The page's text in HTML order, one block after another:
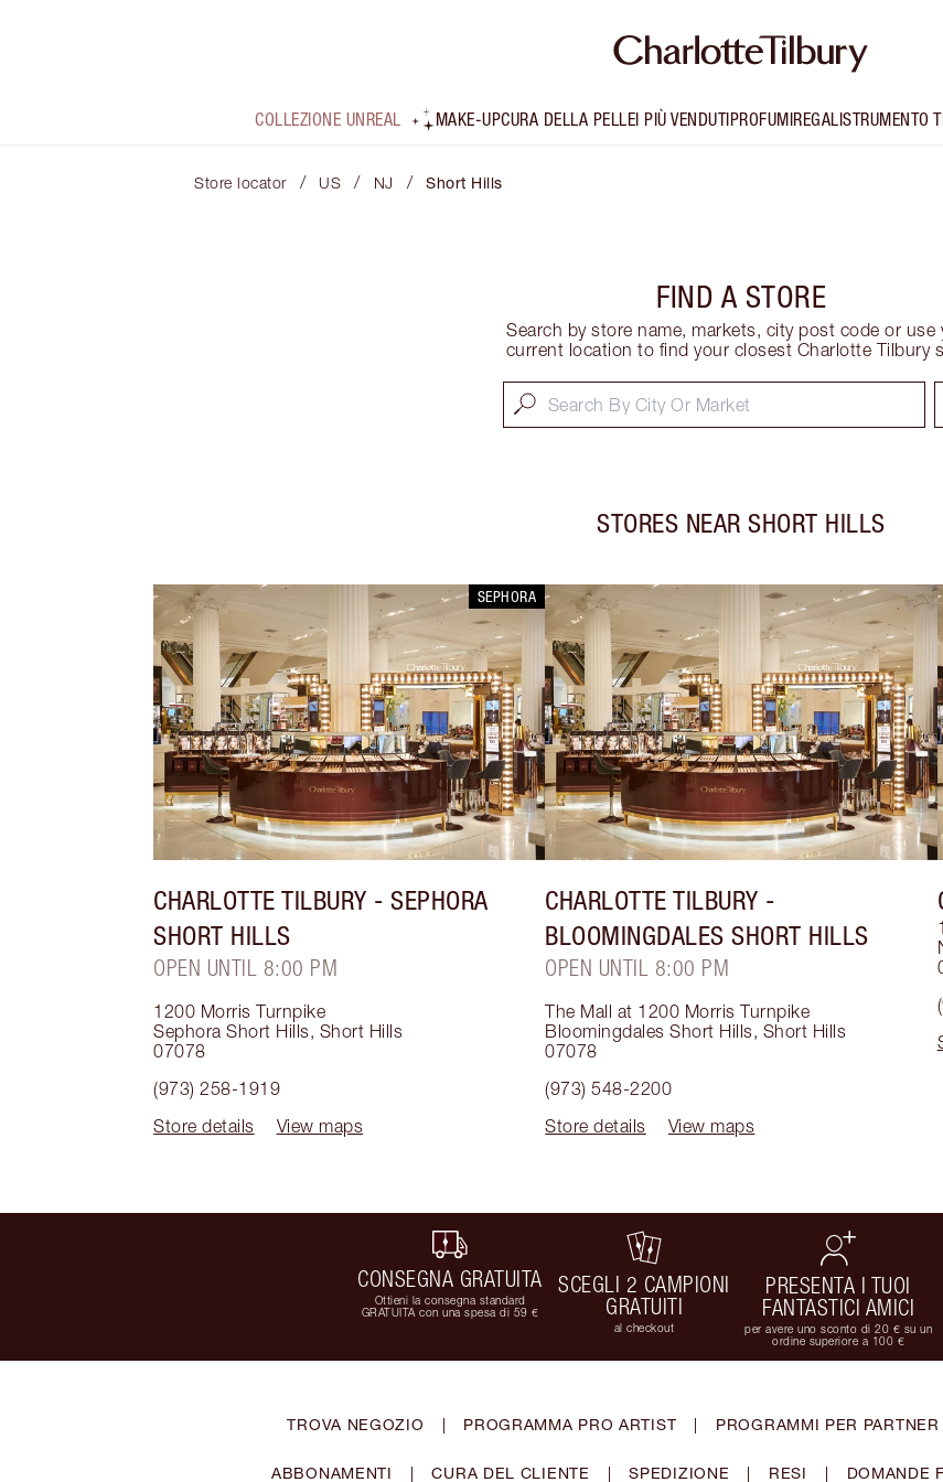
COLLEZIONE UNREAL MAKE-UPCURA DELLA PELLEI PIÙ VENDUTIPROFUMIREGALISTRUMENTO
Store locator / US / NJ / Short Hills
FIND A STORE
Search by store name, markets, city post code or use
current location to find your closest Charlotte Tilbury
STORES NEAR SHORT HILLS
SEPHORA
CHARLOTTE TILBURY - SEPHORA
SHORT HILLS
OPEN UNTIL 8:00 PM
1200 Morris Turnpike
Sephora Short Hills, Short Hills
07078
(973) 258-1919
Store details
View maps
CHARLOTTE TILBURY -
BLOOMINGDALES SHORT HILLS
OPEN UNTIL 8:00 PM
The Mall at 1200 Morris Turnpike
Bloomingdales Short Hills, Short Hills
07078
(973) 548-2200
Store details
View maps
CONSEGNA GRATUITA
Ottieni la consegna standard
GRATUITA con una spesa di 59 €
SCEGLI 2 CAMPIONI
GRATUITI
al checkout
PRESENTA I TUOI
FANTASTICI AMICI
per avere uno sconto di 20 € su un
ordine superiore a 100 €
TROVA NEGOZIO | PROGRAMMA PRO ARTIST | PROGRAMMI PER
ABBONAMENTI | CURA DEL CLIENTE | SPEDIZIONE | RESI | DOMANDE